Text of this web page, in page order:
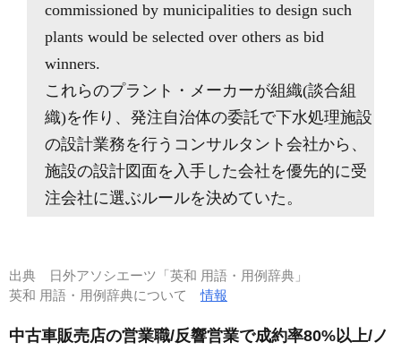
commissioned by municipalities to design such
plants would be selected over others as bid
winners.
これらのプラント・メーカーが組織(談合組
織)を作り、発注自治体の委託で下水処理施設
の設計業務を行うコンサルタント会社から、
施設の設計図面を入手した会社を優先的に受
注会社に選ぶルールを決めていた。
出典
日外アソシエーツ「英和 用語・用例辞典」
英和 用語・用例辞典について情報
中古車販売店の営業職/反響営業で成約率80%以上/ノ